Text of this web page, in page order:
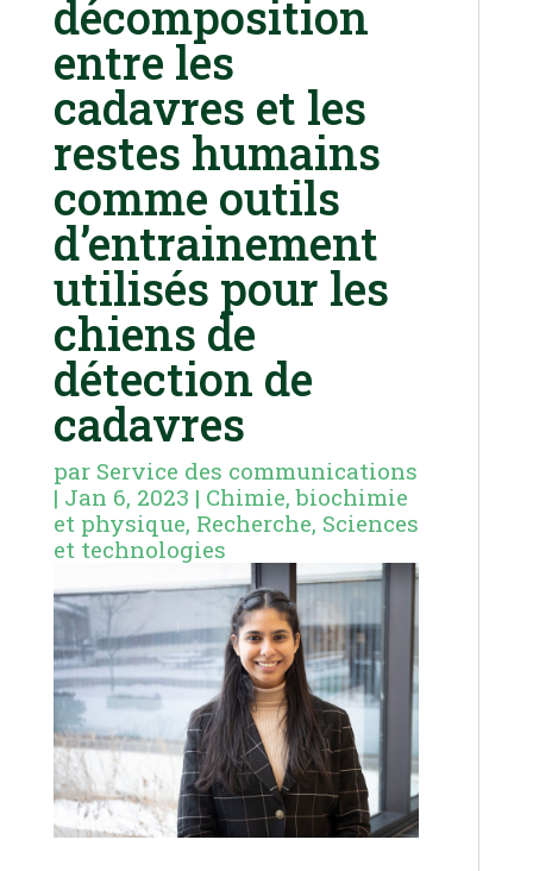
décomposition
entre les
cadavres et les
restes humains
comme outils
d’entrainement
utilisés pour les
chiens de
détection de
cadavres
par Service des communications
| Jan 6, 2023 | Chimie, biochimie
et physique, Recherche, Sciences
et technologies